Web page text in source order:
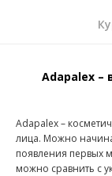
Adapalex –
Adapalex –
лица. Можно
появления первых
можно сравнить с